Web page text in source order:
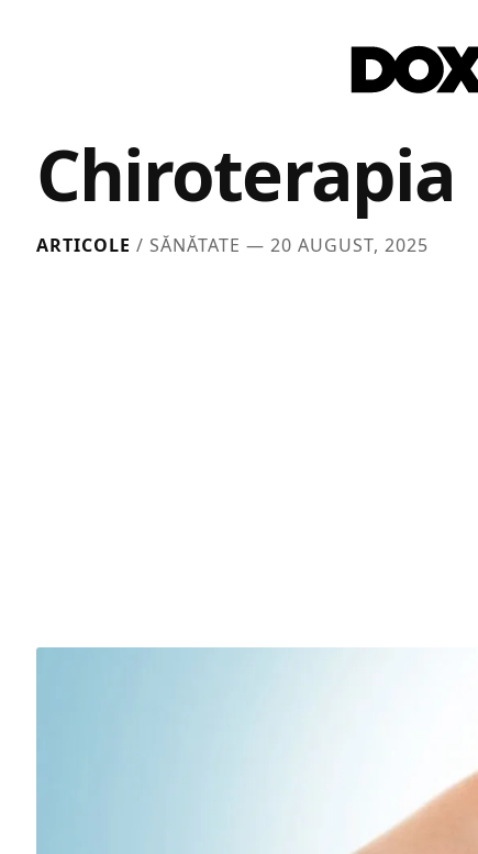
Chiroterapia
ARTICOLE / SĂNĂTATE — 20 AUGUST, 2025